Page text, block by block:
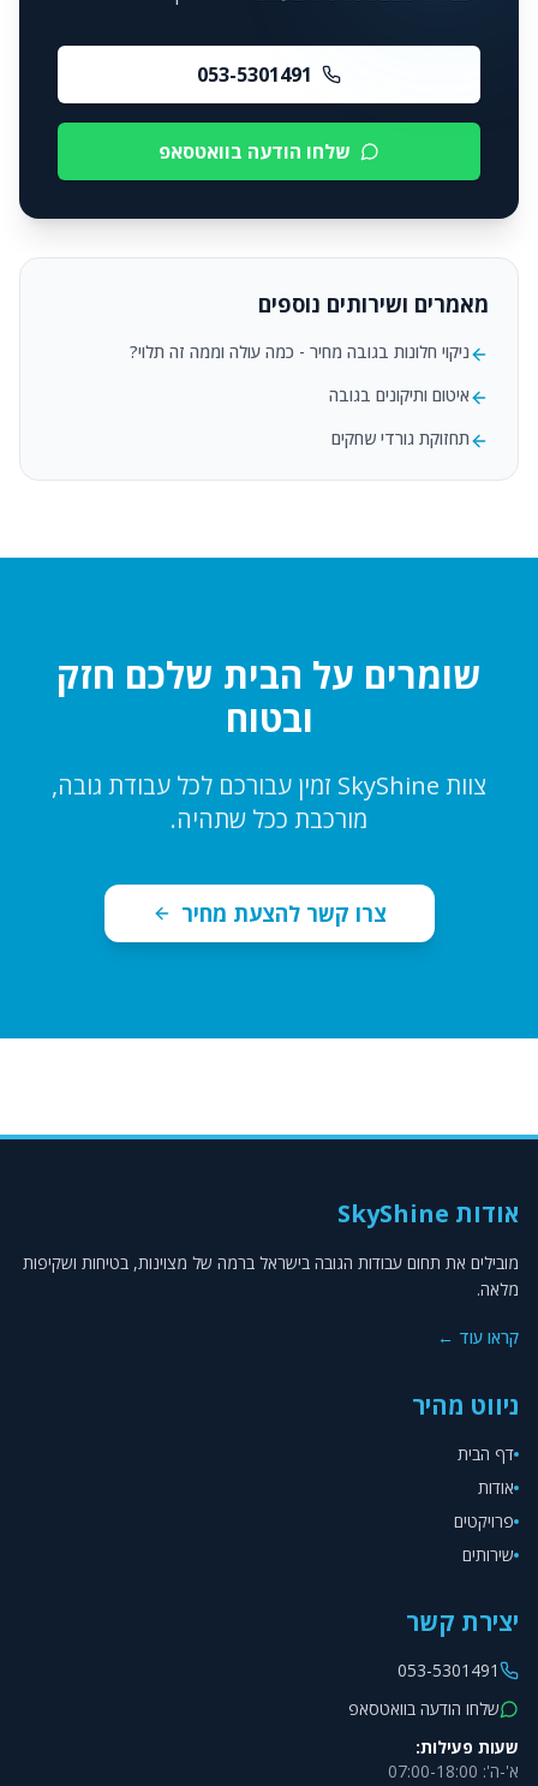
053-5301491
שלחו הודעה בוואטסאפ
מאמרים ושירותים נוספים
ניקוי חלונות בגובה מחיר - כמה עולה וממה זה תלוי?
איטום ותיקונים בגובה
תחזוקת גורדי שחקים
שומרים על הבית שלכם חזק
ובטוח
צוות SkyShine זמין עבורכם לכל עבודת גובה,
מורכבת ככל שתהיה.
צרו קשר להצעת מחיר
אודות SkyShine
מובילים את תחום עבודות הגובה בישראל ברמה של מצוינות, בטיחות ושקיפות
מלאה.
קראו עוד ←
ניווט מהיר
דף הבית
אודות
פרויקטים
שירותים
יצירת קשר
053-5301491
שלחו הודעה בוואטסאפ
שעות פעילות:
א'-ה': 07:00-18:00